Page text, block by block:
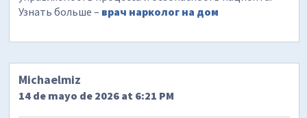
Узнать больше – врач нарколог на дом
Michaelmiz
14 de mayo de 2026 at 6:21 PM